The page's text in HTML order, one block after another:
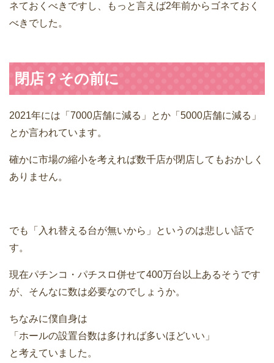
ネておくべきですし、もっと言えば2年前からゴネておく
べきでした。
閉店？その前に
2021年には「7000店舗に減る」とか「5000店舗に減る」
とか言われています。
確かに市場の縮小を考えれば数千店が閉店してもおかしく
ありません。
でも「入れ替える台が無いから」というのは悲しい話で
す。
現在パチンコ・パチスロ併せて400万台以上あるそうです
が、そんなに数は必要なのでしょうか。
ちなみに僕自身は
「ホールの設置台数は多ければ多いほどいい」
と考えていました。